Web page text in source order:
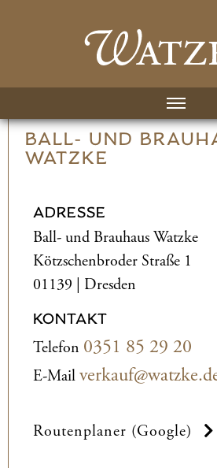
BALL- UND­
WATZKE
ADRESSE
Ball- und­ Brauhaus Watzke
Kötzschenbroder Straße 1
01139 | Dresden
KONTAKT
Telefon 0351 85 29 20
E-Mail
Routenplaner (Google)